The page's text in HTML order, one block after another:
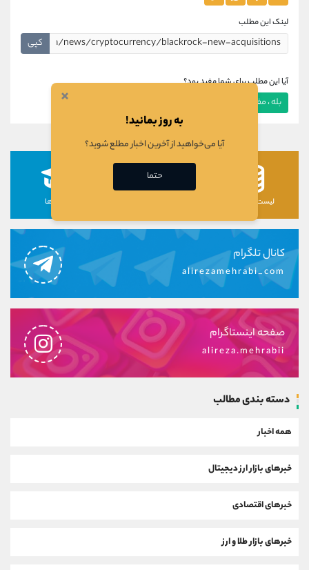
لینک این مطلب
کپی
آیا این مطلب برای شما مفید بود؟
بله ، مفید بود
لیست رمزارزها دوره ها
کانال تلگرام
alirezamehrabi_com
صفحه اینستاگرام
alireza.mehrabii
دسته بندی مطالب
همه اخبار
خبرهای بازار ارز دیجیتال
خبرهای اقتصادی
خبرهای بازار طلا و ارز
×
به روز بمانید!
آیا می‌خواهید از آخرین اخبار مطلع شوید؟
حتما